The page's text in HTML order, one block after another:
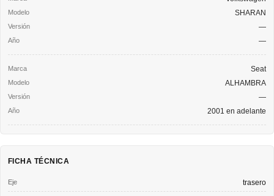
SHARAN
—
—
Seat
ALHAMBRA
—
2001 en adelante
FICHA TÉCNICA
Eje trasero